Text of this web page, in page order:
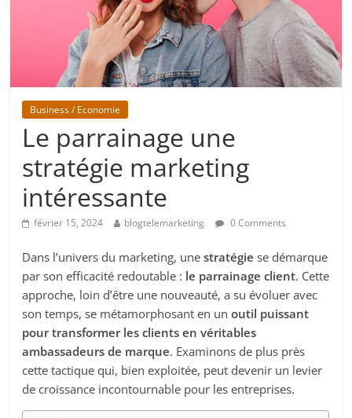
Business / Economie
Le parrainage une
stratégie marketing
intéressante
février 15, 2024 blogtelemarketing 0 Comments
Dans l’univers du marketing, unestratégie se démarque
par son efficacité redoutable : le parrainage client. Cette
approche, loin d’être une nouveauté, a su évoluer avec
son temps, se métamorphosant en unoutil puissant
pour transformer les clients en véritables
ambassadeurs de marque. Examinons de plus près
cette tactique qui, bien exploitée, peut devenir un levier
de croissance incontournable pour les entreprises.